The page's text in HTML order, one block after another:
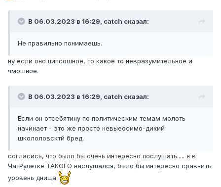
В 06.03.2023 в 16:29, catch сказал:
Не правильно понимаешь.
ну если оно ципсошное, то какое то невразумительное и
чмошное.
В 06.03.2023 в 16:29, catch сказал:
Если он отсебятину по политическим темам молоть
начинает - это же просто невыеосимо-дикий
школоловсктй бред.
согласись, что было бы очень интересно послушать..... я в
ЧатРулетке ТАКОГО наслушался, было бы интересно сравнить
уровень днища